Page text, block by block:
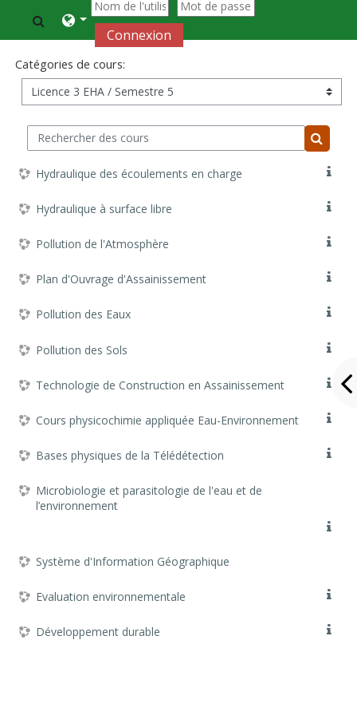
Passer au contenu principal
Activer/désactiver la saisie de recherche
Connexion
Catégories de cours:
Rechercher des cours
Hydraulique des écoulements en charge
Hydraulique à surface libre
Pollution de l'Atmosphère
Plan d'Ouvrage d'Assainissement
Pollution des Eaux
Pollution des Sols
Technologie de Construction en Assainissement
Cours physicochimie appliquée Eau-Environnement
Bases physiques de la Télédétection
Microbiologie et parasitologie de l'eau et de
l’environnement
Système d'Information Géographique
Evaluation environnementale
Développement durable